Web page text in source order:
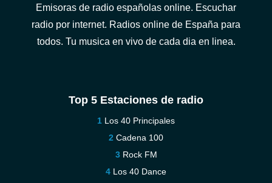
Emisoras de radio españolas online. Escuchar
radio por internet. Radios online de España para
todos. Tu musica en vivo de cada dia en linea.
Top 5 Estaciones de radio
Los 40 Principales
Cadena 100
Rock FM
Los 40 Dance